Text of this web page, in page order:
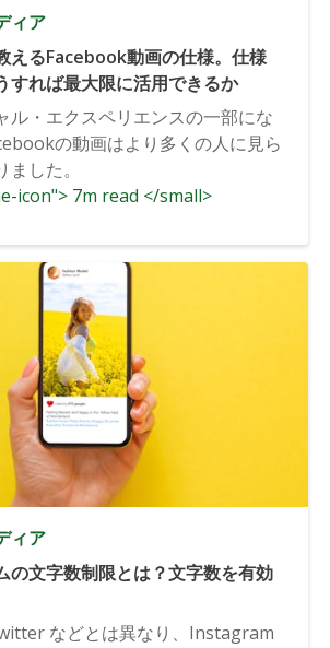
ィア
えるFacebook動画の仕様。仕様
すれば最大限に活用できるか
ル・エクスペリエンスの一部にな
の動画はより多くの人に見ら
した。
icon"> 7m read </small>
ィア
の文字数制限とは？文字数を有効
などとは異なり、Instagram